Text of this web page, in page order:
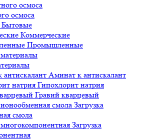
осмоса
Бытовые
Коммерческие
Промышленные
Аминат к антискалант
Гипохлорит натрия
Гравий кварцевый
Загрузка
смола
Загрузка